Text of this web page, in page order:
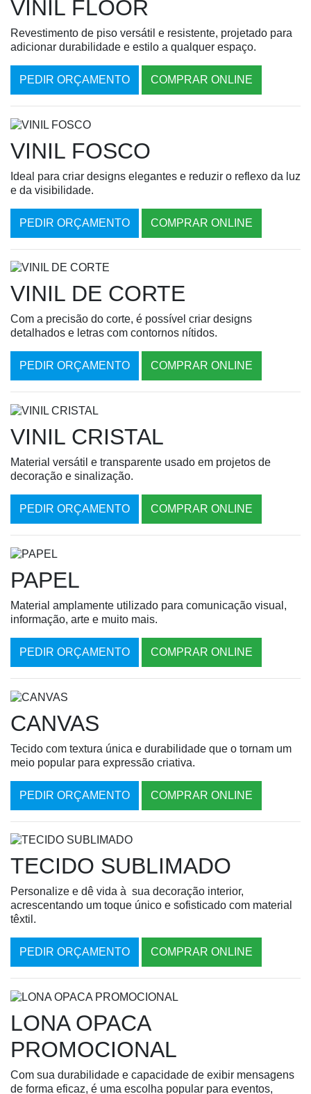
VINIL FLOOR
Revestimento de piso versátil e resistente, projetado para
adicionar durabilidade e estilo a qualquer espaço.
PEDIR ORÇAMENTO COMPRAR ONLINE
VINIL FOSCO
Ideal para criar designs elegantes e reduzir o reflexo da luz
e da visibilidade.
PEDIR ORÇAMENTO COMPRAR ONLINE
VINIL DE CORTE
Com a precisão do corte, é possível criar designs
detalhados e letras com contornos nítidos.
PEDIR ORÇAMENTO COMPRAR ONLINE
VINIL CRISTAL
Material versátil e transparente usado em projetos de
decoração e sinalização.
PEDIR ORÇAMENTO COMPRAR ONLINE
PAPEL
Material amplamente utilizado para comunicação visual,
informação, arte e muito mais.
PEDIR ORÇAMENTO COMPRAR ONLINE
CANVAS
Tecido com textura única e durabilidade que o tornam um
meio popular para expressão criativa.
PEDIR ORÇAMENTO COMPRAR ONLINE
TECIDO SUBLIMADO
Personalize e dê vida à sua decoração interior,
acrescentando um toque único e sofisticado com material
têxtil.
PEDIR ORÇAMENTO COMPRAR ONLINE
LONA OPACA
PROMOCIONAL
Com sua durabilidade e capacidade de exibir mensagens
de forma eficaz, é uma escolha popular para eventos,